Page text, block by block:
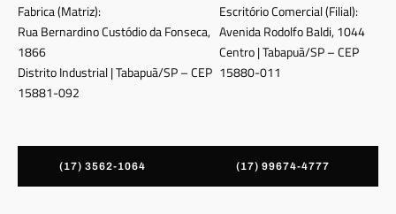
Fabrica (Matriz):
Rua Bernardino Custódio da Fonseca,
1866
Distrito Industrial | Tabapuã/SP – CEP
15881-092
Escritório Comercial (Filial):
Avenida Rodolfo Baldi, 1044
Centro | Tabapuã/SP – CEP
15880-011
(17) 3562-1064 (17) 99674-4777